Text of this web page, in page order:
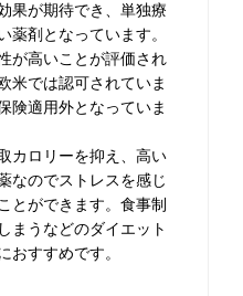
果が期待でき、単独療
薬剤となっています。
が高いことが評価され
米では認可されていま
険適用外となっていま
カロリーを抑え、高い
なのでストレスを感じ
とができます。食事制
まうなどのダイエット
おすすめです。